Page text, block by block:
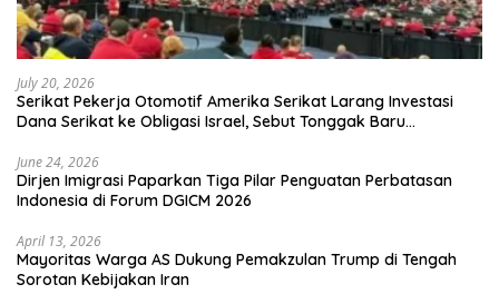
July 20, 2026
Serikat Pekerja Otomotif Amerika Serikat Larang Investasi
Dana Serikat ke Obligasi Israel, Sebut Tonggak Baru
June 24, 2026
Dirjen Imigrasi Paparkan Tiga Pilar Penguatan Perbatasan
Indonesia di Forum DGICM 2026
April 13, 2026
Mayoritas Warga AS Dukung Pemakzulan Trump di Tengah
Sorotan Kebijakan Iran